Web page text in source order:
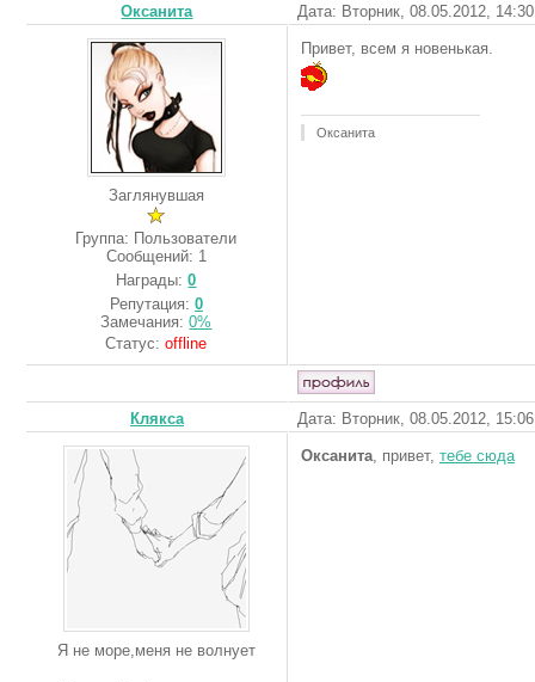
Оксанита Дата: Вторник, 08.05.2012,
Заглянувшая
Группа: Пользователи
Сообщений: 1
Награды:0
Репутация: 0
Замечания:0%
Статус:offline
Привет, всем я новенькая.
Оксанита
Клякса Дата: Вторник, 08.05.2012,
Я не море,меня не волнует
Оксанита, привет, тебе сюда